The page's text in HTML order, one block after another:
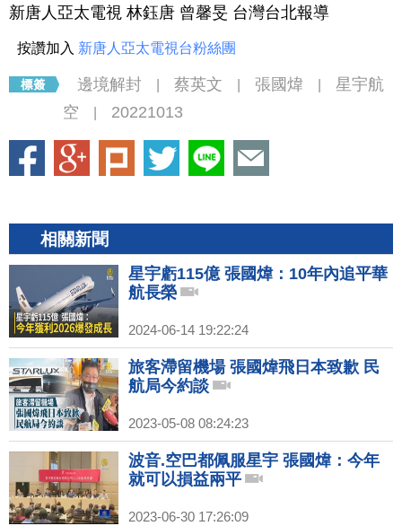
新唐人亞太電視 林鈺唐 曾馨旻 台灣台北報導
按讚加入 新唐人亞太電視台粉絲團
邊境解封 蔡英文 張國煒
星宇航
空
20221013
相關新聞
星宇虧115億 張國煒：10年內追平華
航長榮
2024-06-14 19:22:24
旅客滯留機場 張國煒飛日本致歉 民
航局今約談
2023-05-08 08:24:23
波音.空巴都佩服星宇 張國煒：今年
就可以損益兩平
2023-06-30 17:26:09